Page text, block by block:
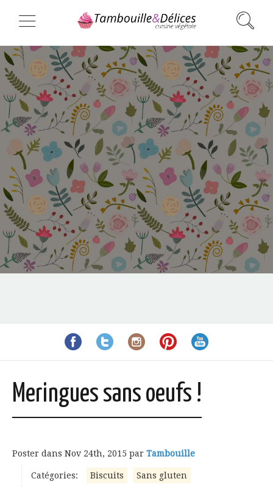
Meringues sans oeufs !
Poster dans Nov 24th, 2015 par Tambouille
Catégories: Biscuits Sans gluten